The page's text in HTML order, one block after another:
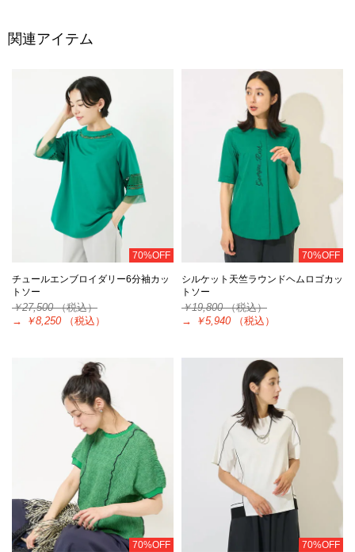
関連アイテム
70%OFF
チュールエンブロイダリー6分袖カッ
トソー
￥27,500（税込）
→
￥8,250 （税込）
70%OFF
シルケット天竺ラウンドヘムロゴカッ
トソー
￥19,800（税込）
→
￥5,940 （税込）
70%OFF 70%OFF